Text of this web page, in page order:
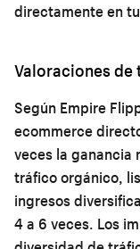
directamente en
Valoraciones
Según Empire
ecommerce
veces la ganancia
tráfico orgánico,
ingresos
4 a 6 veces. Los